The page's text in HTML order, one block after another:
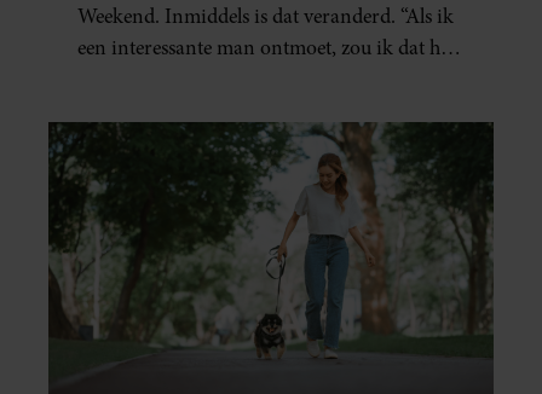
Weekend. Inmiddels is dat veranderd. “Als ik
een interessante man ontmoet, zou ik dat heel